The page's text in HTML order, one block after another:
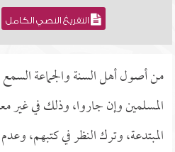
التفريغ النصي الكامل
من أصول أهل السنة والجماعة السمع
المسلمين وإن جاروا، وذلك في
المبتدعة، وترك النظر في كتبهم،